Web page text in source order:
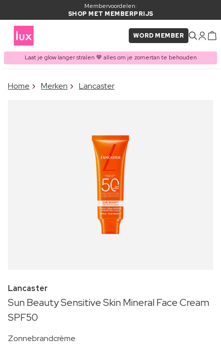
Membervoordelen:
SHOP MET MEMBERPRIJS
WORD MEMBER
Laat je glow langer stralen 🤎 alles om je zomertan te behouden
ITEM TOEGEVOEGD AAN
Home Merken Lancaster
Lancaster
Sun Beauty Sensitive Skin Mineral Face Cream
SPF50
Zonnebrandcrème